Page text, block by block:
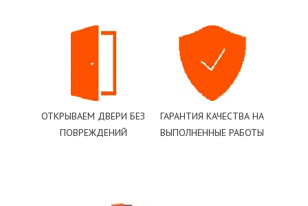
ОТКРЫВАЕМ ДВЕРИ БЕЗ
ПОВРЕЖДЕНИЙ
ГАРАНТИЯ КАЧЕСТВА НА
ВЫПОЛНЕННЫЕ РАБОТЫ